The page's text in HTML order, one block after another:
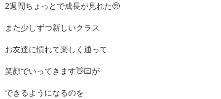
2週間ちょっとで成長が見れた🥺
また少しずつ新しいクラス
お友達に慣れて楽しく通って
笑顔でいってきます👋🏻が
できるようになるのを